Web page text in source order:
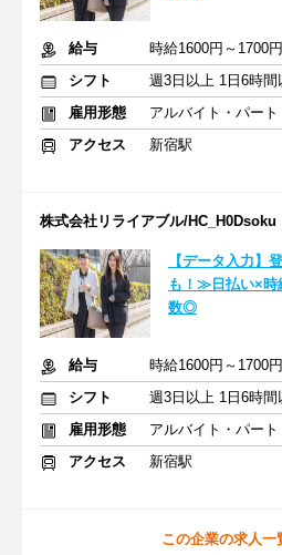
給与
時給1600円～1700円
シフト
週3日以上 1日6時間
雇用形態
アルバイト・パート
アクセス
新宿駅
株式会社リライアブル/HC_H0Dsoku
【データ入力】
も！≫日払い×時
数◎
給与
時給1600円～1700円
シフト
週3日以上 1日6時間
雇用形態
アルバイト・パート
アクセス
新宿駅
この企業の求人一